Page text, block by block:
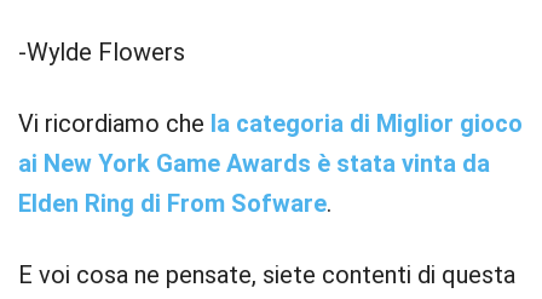
-Wylde Flowers
Vi ricordiamo che la categoria di Miglior gioco
ai New York Game Awards è stata vinta da
Elden Ring di From Sofware.
E voi cosa ne pensate, siete contenti di questa